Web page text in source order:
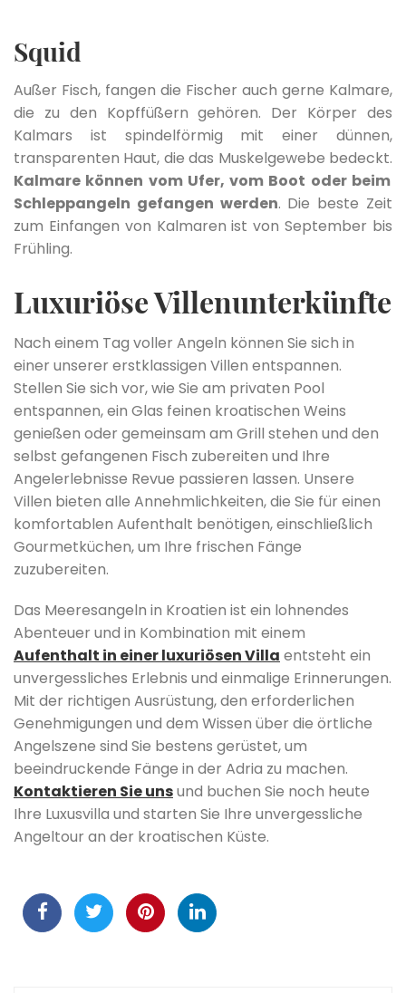
Squid
Außer Fisch, fangen die Fischer auch gerne Kalmare,
die zu den Kopffüßern gehören. Der Körper des
Kalmars ist spindelförmig mit einer dünnen,
transparenten Haut, die das Muskelgewebe bedeckt.
Kalmare können vom Ufer, vom Boot oder beim
Schleppangeln gefangen werden. Die beste Zeit
zum Einfangen von Kalmaren ist von September bis
Frühling.
Luxuriöse Villenunterkünfte
Nach einem Tag voller Angeln können Sie sich in
einer unserer erstklassigen Villen entspannen.
Stellen Sie sich vor, wie Sie am privaten Pool
entspannen, ein Glas feinen kroatischen Weins
genießen oder gemeinsam am Grill stehen und den
selbst gefangenen Fisch zubereiten und Ihre
Angelerlebnisse Revue passieren lassen. Unsere
Villen bieten alle Annehmlichkeiten, die Sie für einen
komfortablen Aufenthalt benötigen, einschließlich
Gourmetküchen, um Ihre frischen Fänge
zuzubereiten.
Das Meeresangeln in Kroatien ist ein lohnendes
Abenteuer und in Kombination mit einem
Aufenthalt in einer luxuriösen Villa entsteht ein
unvergessliches Erlebnis und einmalige Erinnerungen.
Mit der richtigen Ausrüstung, den erforderlichen
Genehmigungen und dem Wissen über die örtliche
Angelszene sind Sie bestens gerüstet, um
beeindruckende Fänge in der Adria zu machen.
Kontaktieren Sie unsund buchen Sie noch heute
Ihre Luxusvilla und starten Sie Ihre unvergessliche
Angeltour an der kroatischen Küste.